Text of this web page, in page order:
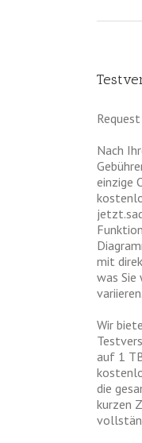
Nach
einzige
mit
was
variieren.
Wir
auf 1
die
kurzen